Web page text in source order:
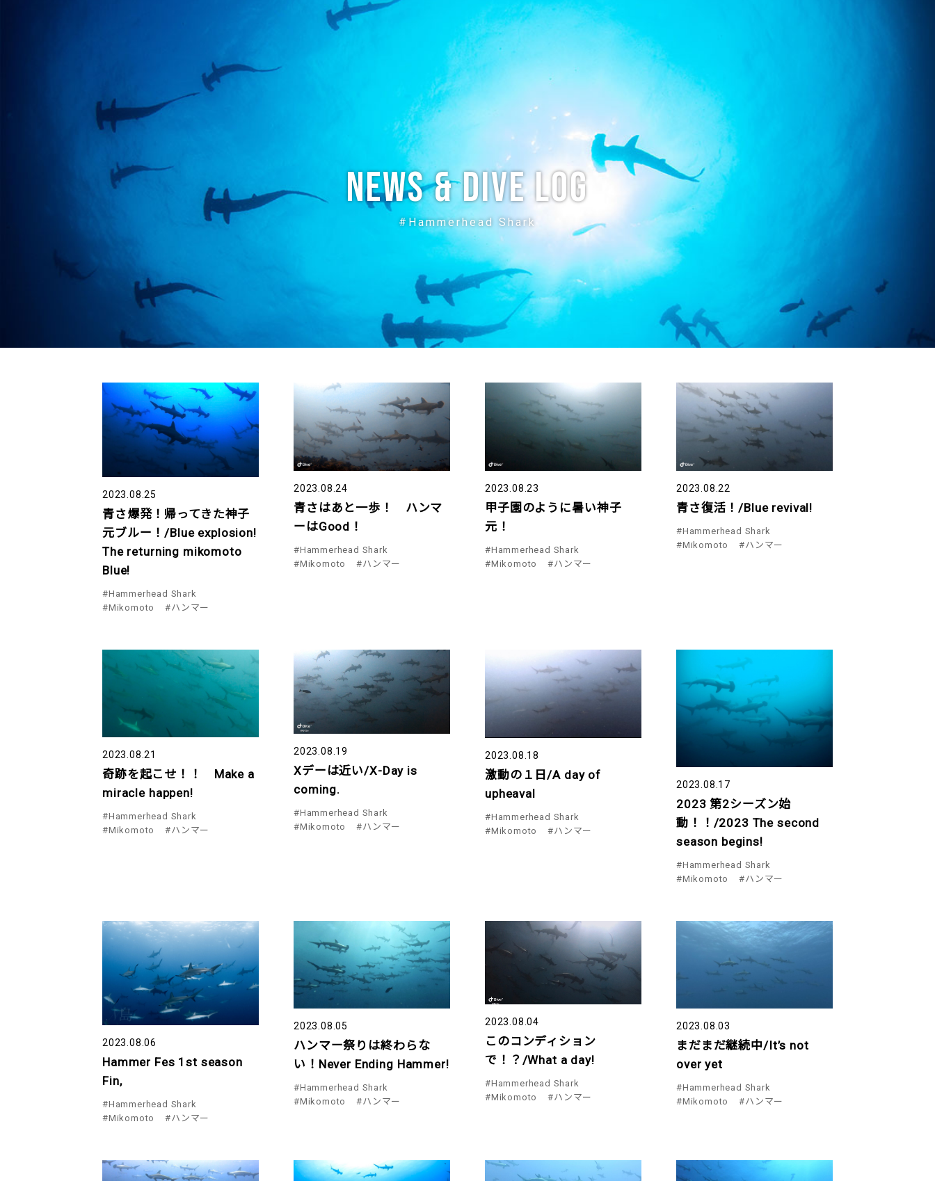
DIVE LOG PRICE ACCESS
News & Dive Log
#Hammerhead Shark
2023.08.25
青さ爆発！帰ってきた神子
元ブルー！/Blue explosion!
The returning mikomoto
Blue!
#Hammerhead Shark
#Mikomoto
#ハンマー
2023.08.24
青さはあと一歩！ ハンマ
ーはGood！
#Hammerhead Shark
#Mikomoto
#ハンマー
2023.08.23
甲子園のように暑い神子
元！
#Hammerhead Shark
#Mikomoto
#ハンマー
2023.08.22
青さ復活！/Blue revival!
#Hammerhead Shark
#Mikomoto
#ハンマー
2023.08.21
奇跡を起こせ！！ Make a
miracle happen!
#Hammerhead Shark
#Mikomoto
#ハンマー
2023.08.19
Xデーは近い/X-Day is
coming.
#Hammerhead Shark
#Mikomoto
#ハンマー
2023.08.18
激動の１日/A day of
upheaval
#Hammerhead Shark
#Mikomoto
#ハンマー
2023.08.17
2023 第2シーズン始
動！！/2023 The second
season begins!
#Hammerhead Shark
#Mikomoto
#ハンマー
2023.08.06
Hammer Fes 1st season
Fin,
#Hammerhead Shark
#Mikomoto
#ハンマー
2023.08.05
ハンマー祭りは終わらな
い！Never Ending Hammer!
#Hammerhead Shark
#Mikomoto
#ハンマー
2023.08.04
このコンディション
で！？/What a day!
#Hammerhead Shark
#Mikomoto
#ハンマー
2023.08.03
まだまだ継続中/It’s not
over yet
#Hammerhead Shark
#Mikomoto
#ハンマー